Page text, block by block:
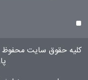
کلیه حقوق سایت